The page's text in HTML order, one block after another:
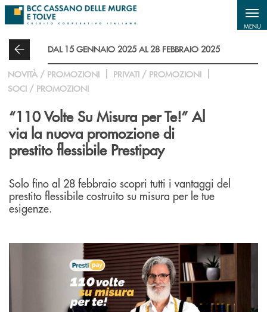
Salta al contenuto principale
MENU
DAL 15 GENNAIO 2025 AL 28 FEBBRAIO 2025
NOVITÀ / PROMOZIONI
PRIVATI / PROMOZIONI
SOCI / PROMOZIONI
“110 Volte Su Misura per Te!” Al
via la nuova promozione di
prestito flessibile Prestipay
Solo fino al 28 febbraio scopri tutti i vantaggi del
prestito flessibile costruito su misura per le tue
esigenze.